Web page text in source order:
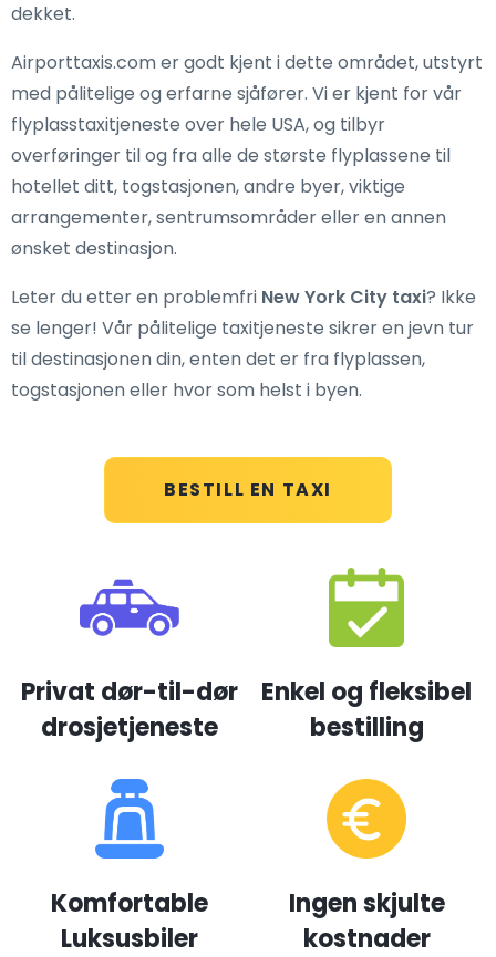
BESTILL EN TAXI
dekket.
Airporttaxis.com er godt kjent i dette området, utstyrt
med pålitelige og erfarne sjåfører. Vi er kjent for vår
flyplasstaxitjeneste over hele USA, og tilbyr
overføringer til og fra alle de største flyplassene til
hotellet ditt, togstasjonen, andre byer, viktige
arrangementer, sentrumsområder eller en annen
ønsket destinasjon.
Leter du etter en problemfri New York City taxi? Ikke
se lenger! Vår pålitelige taxitjeneste sikrer en jevn tur
til destinasjonen din, enten det er fra flyplassen,
togstasjonen eller hvor som helst i byen.
Privat dør-til-dør
drosjetjeneste
Enkel og fleksibel
bestilling
Komfortable
Luksusbiler
Ingen skjulte
kostnader